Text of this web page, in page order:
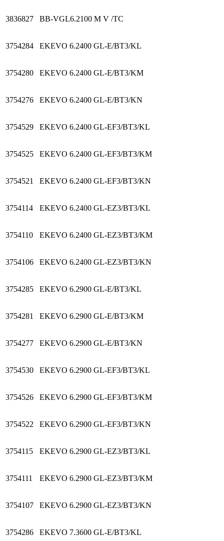
3836827 BB-VGL6.2100 M V /TC
3754284 EKEVO 6.2400 GL-E/BT3/KL
3754280 EKEVO 6.2400 GL-E/BT3/KM
3754276 EKEVO 6.2400 GL-E/BT3/KN
3754529 EKEVO 6.2400 GL-EF3/BT3/KL
3754525 EKEVO 6.2400 GL-EF3/BT3/KM
3754521 EKEVO 6.2400 GL-EF3/BT3/KN
3754114 EKEVO 6.2400 GL-EZ3/BT3/KL
3754110 EKEVO 6.2400 GL-EZ3/BT3/KM
3754106 EKEVO 6.2400 GL-EZ3/BT3/KN
3754285 EKEVO 6.2900 GL-E/BT3/KL
3754281 EKEVO 6.2900 GL-E/BT3/KM
3754277 EKEVO 6.2900 GL-E/BT3/KN
3754530 EKEVO 6.2900 GL-EF3/BT3/KL
3754526 EKEVO 6.2900 GL-EF3/BT3/KM
3754522 EKEVO 6.2900 GL-EF3/BT3/KN
3754115 EKEVO 6.2900 GL-EZ3/BT3/KL
3754111 EKEVO 6.2900 GL-EZ3/BT3/KM
3754107 EKEVO 6.2900 GL-EZ3/BT3/KN
3754286 EKEVO 7.3600 GL-E/BT3/KL